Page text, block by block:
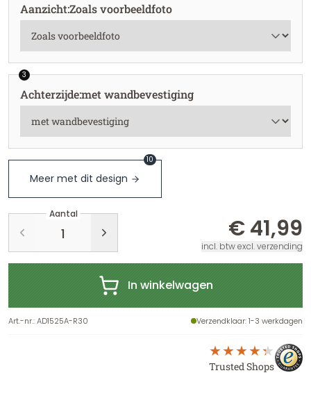
Aanzicht:Zoals voorbeeldfoto
3
Achterzijde:met wandbevestiging
Meer met dit design
10
Aantal
€ 41,99
incl. btw excl. verzending
In winkelwagen
Art.-nr.:AD1525A-R30 Verzendklaar: 1-3 werkdagen
Trusted Shops